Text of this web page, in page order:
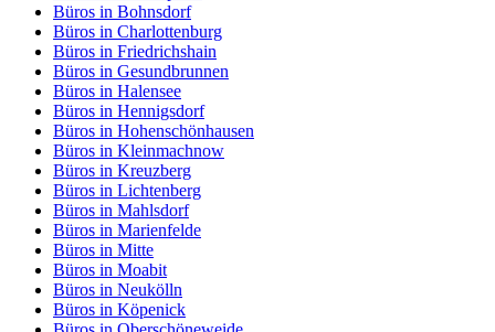
Büros in Bohnsdorf
Büros in Charlottenburg
Büros in Friedrichshain
Büros in Gesundbrunnen
Büros in Halensee
Büros in Hennigsdorf
Büros in Hohenschönhausen
Büros in Kleinmachnow
Büros in Kreuzberg
Büros in Lichtenberg
Büros in Mahlsdorf
Büros in Marienfelde
Büros in Mitte
Büros in Moabit
Büros in Neukölln
Büros in Köpenick